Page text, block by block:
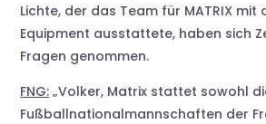
Lichte, der das Team für MATRIX mit
Equipment ausstattete, haben sich
Fragen genommen.
FNG: „Volker, Matrix stattet sowohl
Fußballnationalmannschaften der